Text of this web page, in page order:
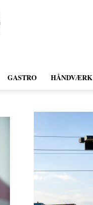
GASTRO HÅNDVÆRK